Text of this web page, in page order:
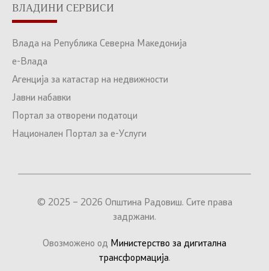
ВЛАДИНИ СЕРВИСИ
Влада на Република Северна Македонија
е-Влада
Агенција за катастар на недвижности
Јавни набавки
Портал за отворени податоци
Национален Портал за е-Услуги
© 2025 – 2026 Општина Радовиш. Сите права
задржани.
Овозможено од Министерство за дигитална
трансформација.